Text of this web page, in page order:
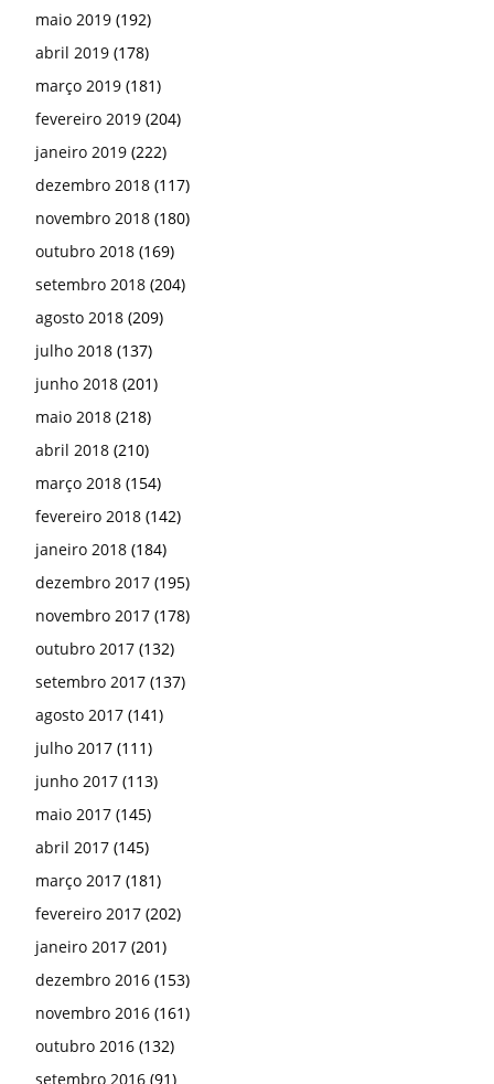
maio 2019 (192)
abril 2019 (178)
março 2019 (181)
fevereiro 2019 (204)
janeiro 2019 (222)
dezembro 2018 (117)
novembro 2018 (180)
outubro 2018 (169)
setembro 2018 (204)
agosto 2018 (209)
julho 2018 (137)
junho 2018 (201)
maio 2018 (218)
abril 2018 (210)
março 2018 (154)
fevereiro 2018 (142)
janeiro 2018 (184)
dezembro 2017 (195)
novembro 2017 (178)
outubro 2017 (132)
setembro 2017 (137)
agosto 2017 (141)
julho 2017 (111)
junho 2017 (113)
maio 2017 (145)
abril 2017 (145)
março 2017 (181)
fevereiro 2017 (202)
janeiro 2017 (201)
dezembro 2016 (153)
novembro 2016 (161)
outubro 2016 (132)
setembro 2016 (91)